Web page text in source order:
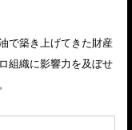
で築き上げてきた財産
組織に影響力を及ぼせ